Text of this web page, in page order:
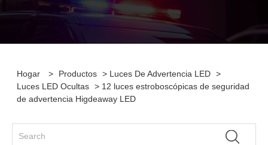
Hogar > Productos > Luces De Advertencia LED >
Luces LED Ocultas > 12 luces estroboscópicas de seguridad
de advertencia Higdeaway LED